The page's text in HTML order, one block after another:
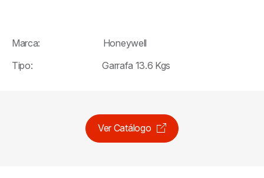
Marca: Honeywell
Tipo: Garrafa 13.6 Kgs
Ver Catálogo